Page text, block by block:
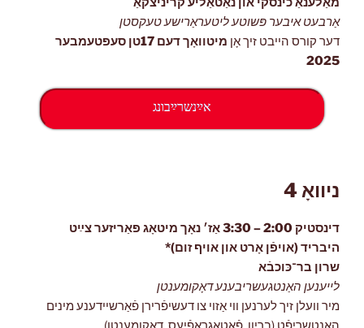
אַרבעט איבער פּשוטע ליטעראַרישע טעקסטן
דער קורס הייבט זיך אָן מיטוואָך
דעם 17טן סעפּטעמבער
2025
אײַנשרײַבונג
ניוואָ 4
דינסטיק 2:00 – 3:30 אַז׳ נאָך מיטאָג פּאַריזער צײַט
היבריד (אויפֿן אָרט און אויף זום)*
שרון בר־כּוכבֿא
לייענען האַנטגעשריבענע דאָקומענטן
מיר וועלן זיך לערנען ווי אַזוי צו דעשיפֿרירן פֿאַרשיידענע מינים